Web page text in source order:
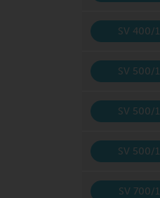
SV 400/1
SV 500/1
SV 500/1
SV 500/1
SV 700/1